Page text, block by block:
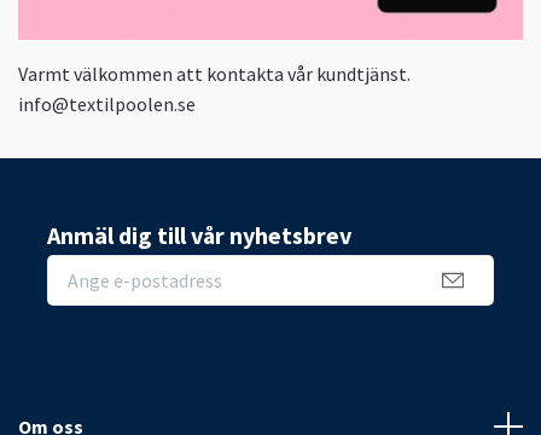
Varmt välkommen att kontakta vår kundtjänst.
info@textilpoolen.se
Anmäl dig till vår nyhetsbrev
Om oss